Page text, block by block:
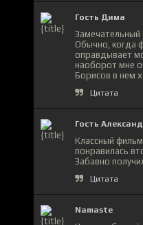
Гость Дима
Обычно, когда
оправдывает
наоборот мне
Борисов в нем
Цитата
Гость
Классный
понравилась
Забавно
Цитата
Namaste